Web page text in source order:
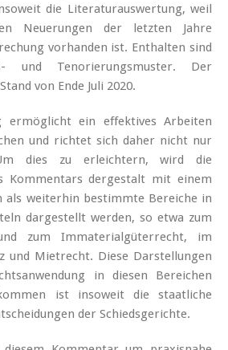
die Literaturauswertung, weil
Neuerungen der letzten Jahre
vorhanden ist. Enthalten sind
und Tenorierungsmuster. Der
von Ende Juli 2020.
ermöglicht ein effektives Arbeiten
und richtet sich daher nicht nur
dies zu erleichtern, wird die
Kommentars dergestalt mit einem
als weiterhin bestimmte Bereiche in
dargestellt werden, so etwa zum
zum Immaterialgüterrecht, im
und Mietrecht. Diese Darstellungen
in diesen Bereichen
ist insoweit die staatliche
der Schiedsgerichte.